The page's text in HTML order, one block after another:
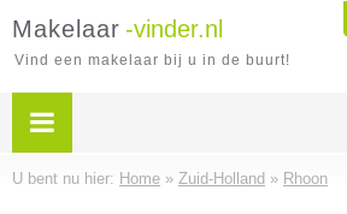
Makelaar -vinder.nl
Vind een makelaar bij u in de buurt!
U bent nu hier: Home » Zuid-Holland » Rhoon